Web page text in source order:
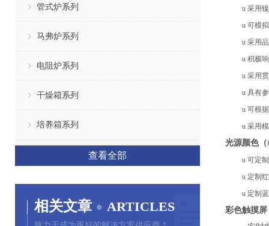
管式炉系列
马弗炉系列
电阻炉系列
干燥箱系列
培养箱系列
查看全部
相关文章 ARTICLES
u 采用
u 可模
u 采用
u 积极
u 采用
u 具有
u 可根
u 采用
光源颜色（
u 可定制
u 定制
u 定制
彩色触摸屏